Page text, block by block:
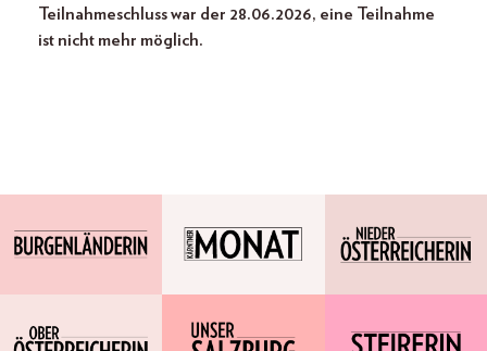
Teilnahmeschluss war der 28.06.2026, eine Teilnahme
ist nicht mehr möglich.